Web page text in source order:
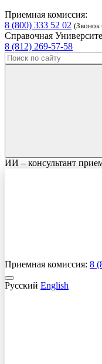
Приемная комиссия:
8 (800) 333 52 02 (Звонок
Справочная
8 (812) 269-57-58
ИИ – консультант
Приемная комиссия: 8
Русский English